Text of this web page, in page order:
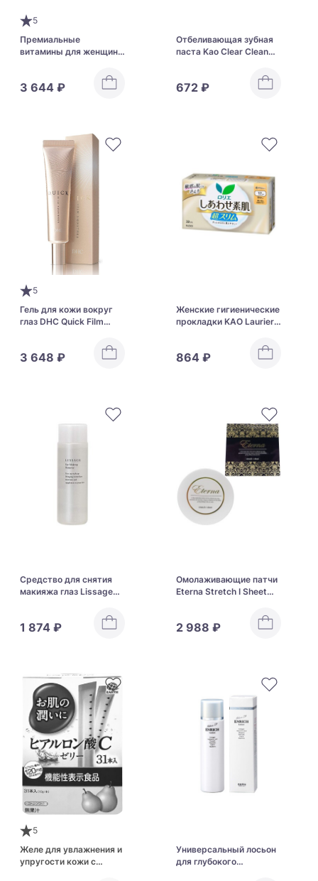
5
Премиальные
витамины для женщин
3 644 ₽
Отбеливающая зубная
паста Kao Clear Clean
Medicated Toothpaste
672 ₽
5
Гель для кожи вокруг
глаз DHC Quick Film
3 648 ₽
Женские гигиенические
прокладки KAO Laurier
864 ₽
Средство для снятия
макияжа глаз Lissage
1 874 ₽
Омолаживающие патчи
Eterna Stretch I Sheet
2 988 ₽
5
Желе для увлажнения и
упругости кожи с
Универсальный лосьон
для глубокого